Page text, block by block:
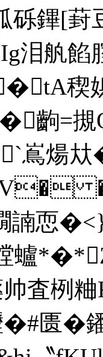
砾鏎[
舧餡腟
稧娦
�齣=
嶌煬夶
恧
蠦
査栵
�#匮